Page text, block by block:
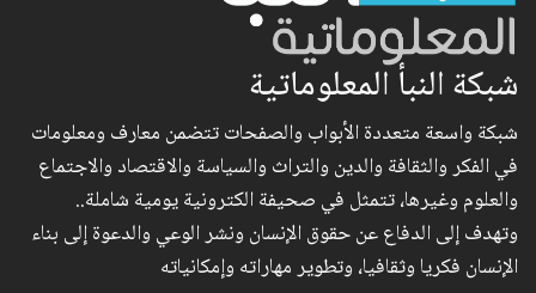
شبكة النبأ المعلوماتية
شبكة واسعة متعددة الأبواب والصفحات تتضمن معارف ومعلومات
في الفكر والثقافة والدين والتراث والسياسة والاقتصاد والاجتماع
والعلوم وغيرها، تتمثل في صحيفة الكترونية يومية شاملة..
وتهدف إلى الدفاع عن حقوق الإنسان ونشر الوعي والدعوة إلى بناء
الإنسان فكريا وثقافيا، وتطوير مهاراته وإمكانياته